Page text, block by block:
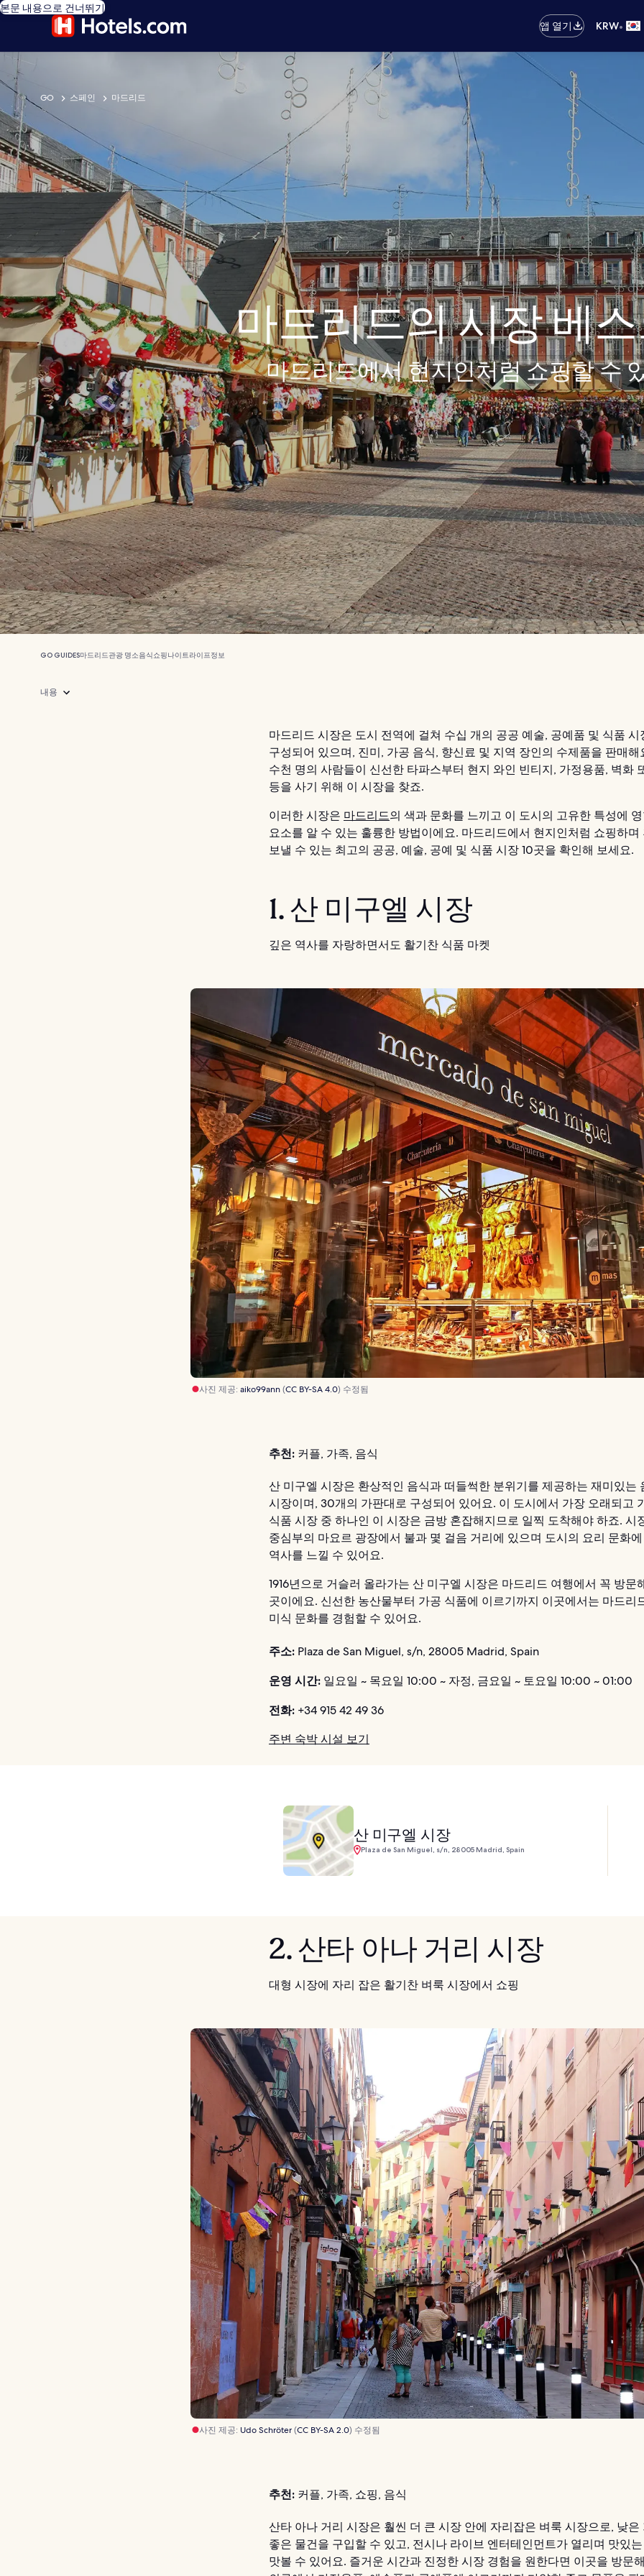
본문 내용으로 건너뛰기
앱 열기
KRW•
GO 스페인 마드리드
마드리드의 시장 베
마드리드에서 현지인처럼 쇼핑할 수
GO GUIDES마드리드관광 명소음식쇼핑나이트라이프정보
내용
마드리드 시장은 도시 전역에 걸쳐 수십 개의 공공 예술, 공예품 및 식품 시
구성되어 있으며, 진미, 가공 음식, 향신료 및 지역 장인의 수제품을 판매해
수천 명의 사람들이 신선한 타파스부터 현지 와인 빈티지, 가정용품, 벽화
등을 사기 위해 이 시장을 찾죠.
이러한 시장은 마드리드의 색과 문화를 느끼고 이 도시의 고유한 특성에
요소를 알 수 있는 훌륭한 방법이에요. 마드리드에서 현지인처럼 쇼핑하며
보낼 수 있는 최고의 공공, 예술, 공예 및 식품 시장 10곳을 확인해 보세요.
1. 산 미구엘 시장
깊은 역사를 자랑하면서도 활기찬 식품 마켓
사진 제공:aiko99ann(CC BY-SA 4.0) 수정됨
추천: 커플, 가족, 음식
산 미구엘 시장은 환상적인 음식과 떠들썩한 분위기를 제공하는 재미있는
시장이며, 30개의 가판대로 구성되어 있어요. 이 도시에서 가장 오래되고
식품 시장 중 하나인 이 시장은 금방 혼잡해지므로 일찍 도착해야 하죠. 시
중심부의 마요르 광장에서 불과 몇 걸음 거리에 있으며 도시의 요리 문화
역사를 느낄 수 있어요.
1916년으로 거슬러 올라가는 산 미구엘 시장은 마드리드 여행에서 꼭 방문
곳이에요. 신선한 농산물부터 가공 식품에 이르기까지 이곳에서는 마드리
미식 문화를 경험할 수 있어요.
주소: Plaza de San Miguel, s/n, 28005 Madrid, Spain
운영 시간: 일요일 ~ 목요일 10:00 ~ 자정, 금요일 ~ 토요일 10:00 ~ 01:00
전화: +34 915 42 49 36
주변 숙박 시설 보기
산 미구엘 시장
Plaza de San Miguel, s/n, 28005 Madrid, Spain
2. 산타 아나 거리 시장
대형 시장에 자리 잡은 활기찬 벼룩 시장에서 쇼핑
사진 제공: Udo Schröter(CC BY-SA 2.0) 수정됨
추천: 커플, 가족, 쇼핑, 음식
산타 아나 거리 시장은 훨씬 더 큰 시장 안에 자리잡은 벼룩 시장으로, 낮은
좋은 물건을 구입할 수 있고, 전시나 라이브 엔터테인먼트가 열리며 맛있
맛볼 수 있어요. 즐거운 시간과 진정한 시장 경험을 원한다면 이곳을 방문